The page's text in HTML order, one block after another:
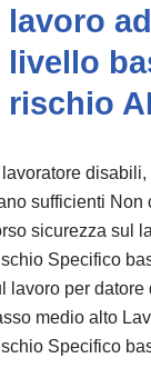
lavoro
livello
rischio
sufficienti Non
sicurezza sul
Specifico
lavoro per
medio alto
Specifico